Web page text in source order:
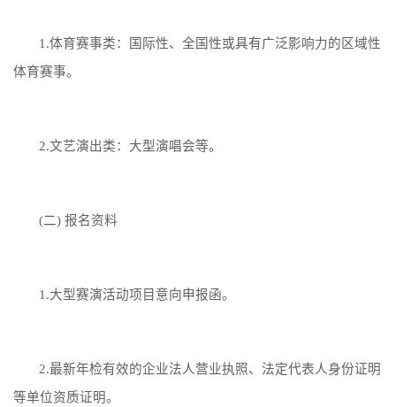
1.体育赛事类：国际性、全国性或具有广泛影响力的区域性
体育赛事。
2.文艺演出类：大型演唱会等。
(二) 报名资料
1.大型赛演活动项目意向申报函。
2.最新年检有效的企业法人营业执照、法定代表人身份证明
等单位资质证明。